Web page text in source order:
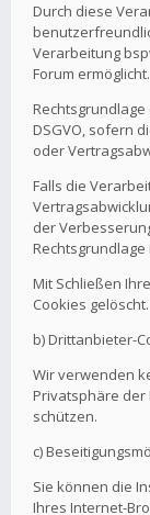
Durch diese
Verarbeitung
Forum ermöglicht.
Rechtsgrundlage
DSGVO, sofern
oder
Falls die
der
Rechtsgrundlage
Mit Schließen
Cookies gelöscht.
b) Drittanbieter-
Wir verwenden
Privatsphäre der
schützen.
c)
Sie können die
Ihres Internet-